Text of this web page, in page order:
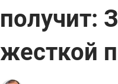
получит:
жесткой